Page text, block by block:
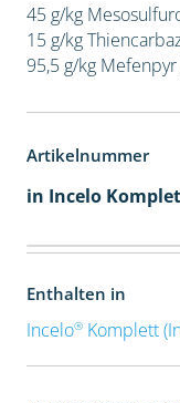
45 g/kg
15 g/kg
95,5 g/kg
Artikelnummer
in Incelo
Enthalten in
Incelo®Komplett